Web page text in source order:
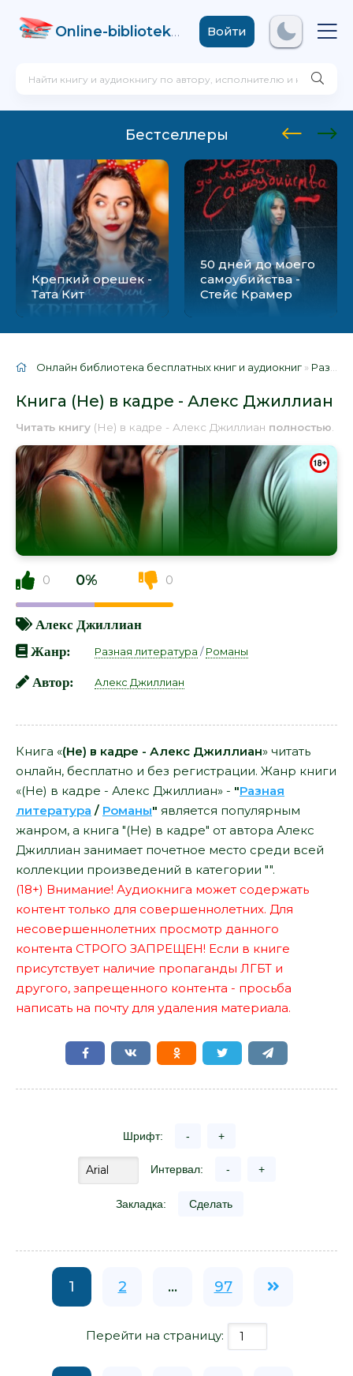
Online-biblioteka .comВойти
Бестселлеры
Крепкий орешек -
Тата Кит
50 дней до моего
самоубийства -
Стейс Крамер
Онлайн библиотека бесплатных книг и аудиокниг » Разная литература
Книга (Не) в кадре - Алекс Джиллиан
Читать книгу (Не) в кадре - Алекс Джиллиан полностью
0 0% 0
Алекс Джиллиан
Жанр:
Разная литература /Романы
Автор: Алекс Джиллиан
Книга «(Не) в кадре - Алекс Джиллиан» читать
онлайн, бесплатно и без регистрации. Жанр книги
«(Не) в кадре - Алекс Джиллиан» - "Разная
литература / Романы" является популярным
жанром, а книга "(Не) в кадре" от автора Алекс
Джиллиан занимает почетное место среди всей
коллекции произведений в категории "".
(18+) Внимание! Аудиокнига может содержать
контент только для совершеннолетних. Для
несовершеннолетних просмотр данного
контента СТРОГО ЗАПРЕЩЕН! Если в книге
присутствует наличие пропаганды ЛГБТ и
другого, запрещенного контента - просьба
написать на почту для удаления материала.
Шрифт: - +
Интервал: - +
Закладка: Сделать
1 2 ... 97
Перейти на страницу: